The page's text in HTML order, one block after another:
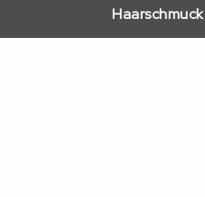
Haarschmuck